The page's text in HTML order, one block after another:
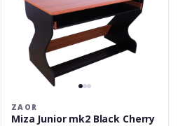
ZAOR
Miza Junior mk2 Black Cherry